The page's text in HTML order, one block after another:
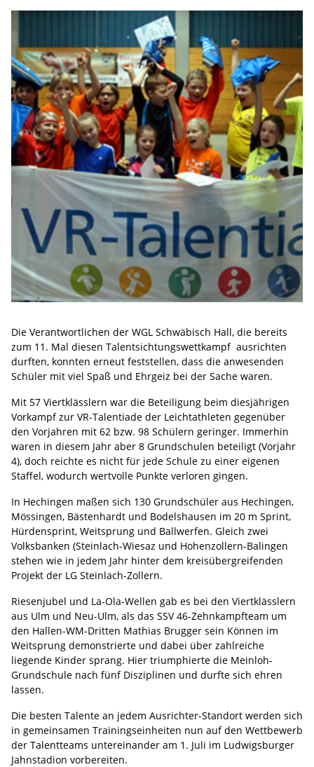
Die Verantwortlichen der WGL Schwäbisch Hall, die bereits
zum 11. Mal diesen Talentsichtungswettkampf ausrichten
durften, konnten erneut feststellen, dass die anwesenden
Schüler mit viel Spaß und Ehrgeiz bei der Sache waren.
Mit 57 Viertklässlern war die Beteiligung beim diesjährigen
Vorkampf zur VR-Talentiade der Leichtathleten gegenüber
den Vorjahren mit 62 bzw. 98 Schülern geringer. Immerhin
waren in diesem Jahr aber 8 Grundschulen beteiligt (Vorjahr
4), doch reichte es nicht für jede Schule zu einer eigenen
Staffel, wodurch wertvolle Punkte verloren gingen.
In Hechingen maßen sich 130 Grundschüler aus Hechingen,
Mössingen, Bästenhardt und Bodelshausen im 20 m Sprint,
Hürdensprint, Weitsprung und Ballwerfen. Gleich zwei
Volksbanken (Steinlach-Wiesaz und Hohenzollern-Balingen
stehen wie in jedem Jahr hinter dem kreisübergreifenden
Projekt der LG Steinlach-Zollern.
Riesenjubel und La-Ola-Wellen gab es bei den Viertklässlern
aus Ulm und Neu-Ulm, als das SSV 46-Zehnkampfteam um
den Hallen-WM-Dritten Mathias Brugger sein Können im
Weitsprung demonstrierte und dabei über zahlreiche
liegende Kinder sprang. Hier triumphierte die Meinloh-
Grundschule nach fünf Disziplinen und durfte sich ehren
lassen.
Die besten Talente an jedem Ausrichter-Standort werden sich
in gemeinsamen Trainingseinheiten nun auf den Wettbewerb
der Talentteams untereinander am 1. Juli im Ludwigsburger
Jahnstadion vorbereiten.